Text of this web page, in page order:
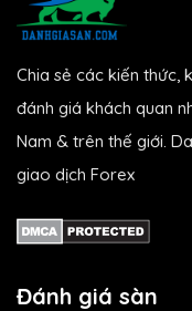
Chia sẻ các kiến thức,
đánh giá khách quan
Nam & trên thế giới.
giao dịch Forex
Đánh giá sàn